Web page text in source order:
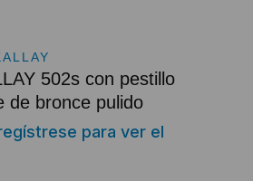
502s con pestillo
de bronce pulido
para ver el